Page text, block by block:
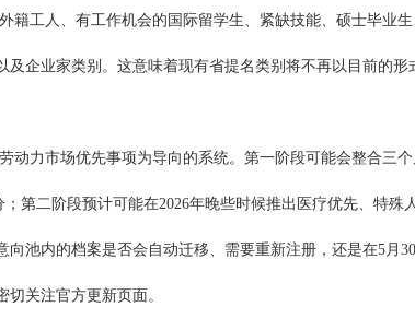
籍工人、有工作机会的国际留学生、紧缺技能、硕士毕业生
企业家类别。这意味着现有省提名类别将不再以目前的形
动力市场优先事项为导向的系统。第一阶段可能会整合三个
第二阶段预计可能在2026年晚些时候推出医疗优先、特殊
池内的档案是否会自动迁移、需要重新注册，还是在5月
关注官方更新页面。